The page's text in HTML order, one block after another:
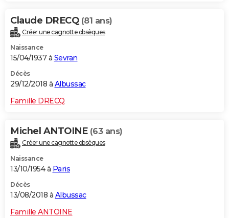
Claude DRECQ (81 ans)
Créer une cagnotte obsèques
Naissance
15/04/1937 à Sevran
Décès
29/12/2018 à Albussac
Famille DRECQ
Michel ANTOINE (63 ans)
Créer une cagnotte obsèques
Naissance
13/10/1954 à Paris
Décès
13/08/2018 à Albussac
Famille ANTOINE